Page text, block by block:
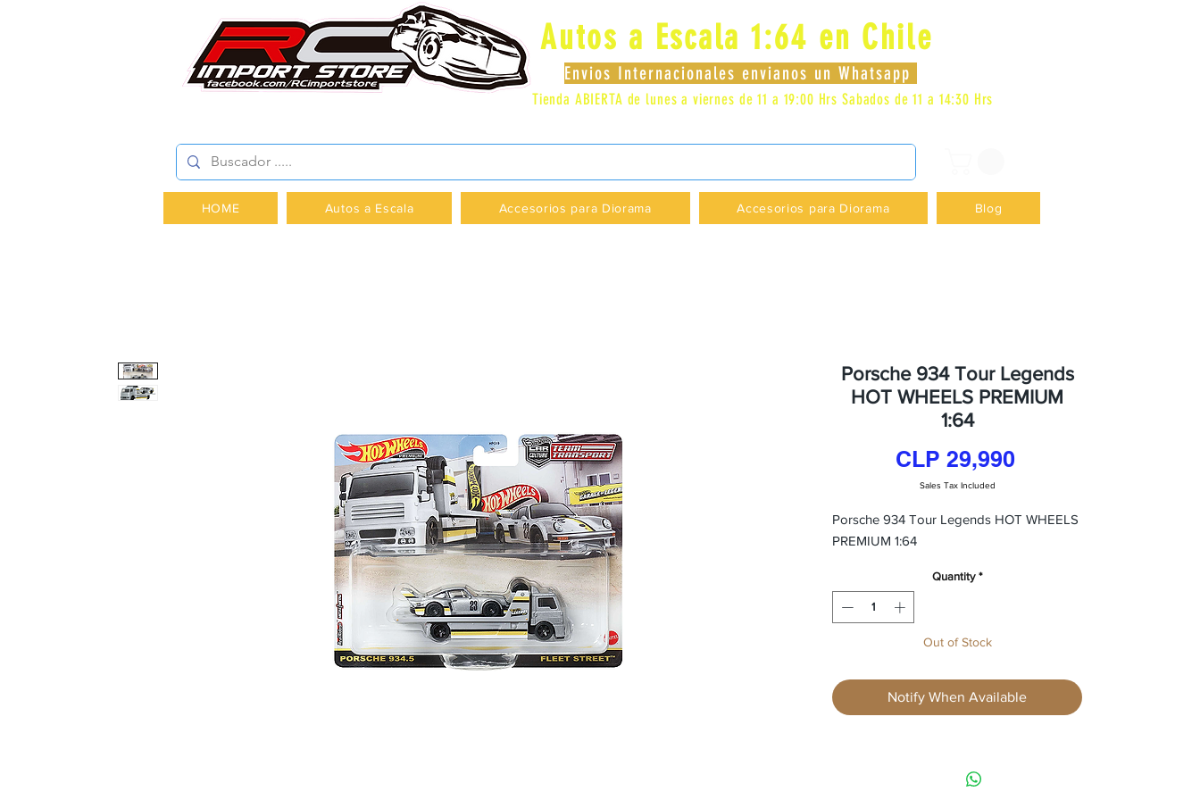
Autos a Escala 1:64 en Chile
Envios Internacionales envianos un Whatsapp
Tienda ABIERTA de lunes a viernes de 11 a 19:00 Hrs Sabados de 11 a 14:30 Hrs
HOME Autos a Escala Accesorios para Diorama Accesorios para Diorama Blog
Porsche 934 Tour Legends
HOT WHEELS PREMIUM
1:64
CLP 29,990Price
Sales Tax Included
Porsche 934 Tour Legends HOT WHEELS
PREMIUM 1:64
Quantity *
Out of Stock
Notify When Available